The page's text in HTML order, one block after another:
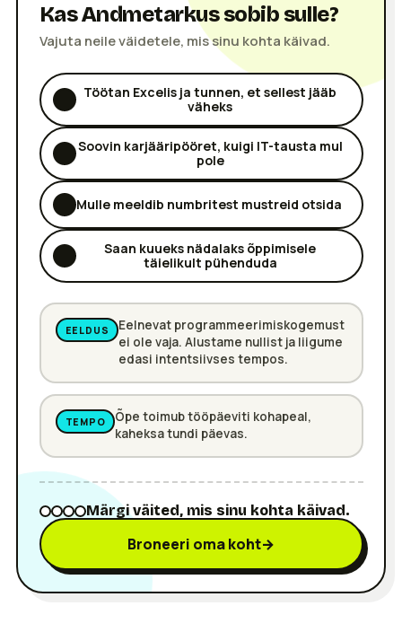
Kas Andmetarkus sobib sulle?
Vajuta neile väidetele, mis sinu kohta käivad.
Töötan Excelis ja tunnen, et sellest jääb
väheks
Soovin karjääripööret, kuigi IT-tausta mul
pole
Mulle meeldib numbritest mustreid otsida
Saan kuueks nädalaks õppimisele
täielikult pühenduda
EELDUS
Eelnevat programmeerimiskogemust
ei ole vaja. Alustame nullist ja liigume
edasi intentsiivses tempos.
TEMPO
Õpe toimub tööpäeviti kohapeal,
kaheksa tundi päevas.
Märgi väited, mis sinu kohta käivad.
Broneeri oma koht→